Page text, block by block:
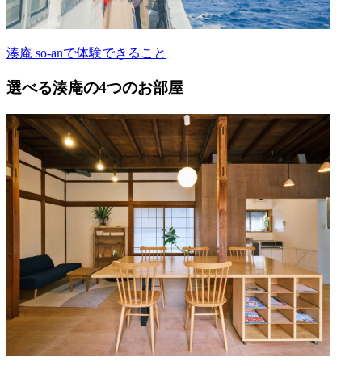
湊庵 so-anで体験できること
選べる湊庵の4つのお部屋